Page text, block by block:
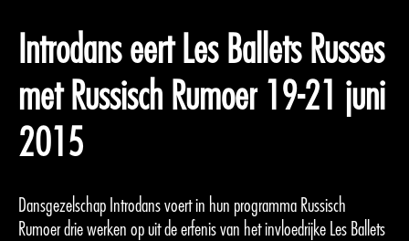
Introdans eert Les Ballets Russes
met Russisch Rumoer 19-21 juni
2015
Dansgezelschap Introdans voert in hun programma Russisch
Rumoer drie werken op uit de erfenis van het invloedrijke Les Ballets